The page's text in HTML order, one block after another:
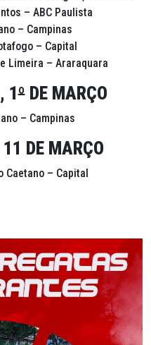
– ABC Paulista
– Campinas
– Capital
Limeira – Araraquara
1ºDE MARÇO
– Campinas
DE MARÇO
Caetano – Capital